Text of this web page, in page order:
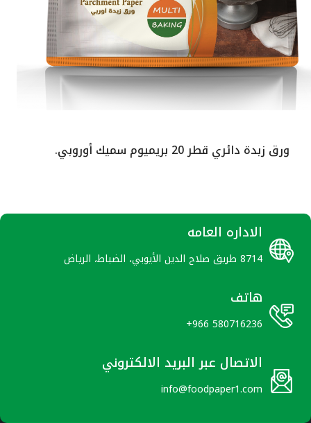
أوروبي. ورق زبدة دائري قطر 21.5
الاداره العامه
8714 طريق صلاح الدين الأيوبي، الضباط، الرياض
هاتف
+966 580716236
الاتصال عبر البريد الالكتروني
info@foodpaper1.com